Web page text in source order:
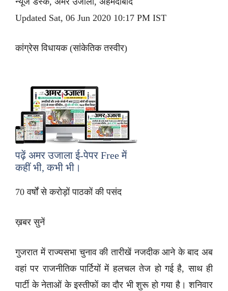
Updated Sat, 06 Jun 2020 10:17 PM IST
कांग्रेस विधायक (सांकेतिक तस्वीर)
पढ़ें अमर उजाला ई-पेपर Freeमें
कहीं भी, कभी भी।
70 वर्षों से करोड़ों पाठकों की पसंद
ख़बर सुनें
गुजरात में राज्यसभा चुनाव की तारीखें नजदीक आने के बाद अब
वहां पर राजनीतिक पार्टियों में हलचल तेज हो गई है, साथ ही
पार्टी के नेताओं के इस्तीफों का दौर भी शुरू हो गया है। शनिवार